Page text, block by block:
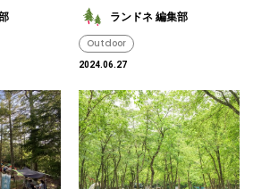
ランドネ 編集部
Outdoor
2024.06.27